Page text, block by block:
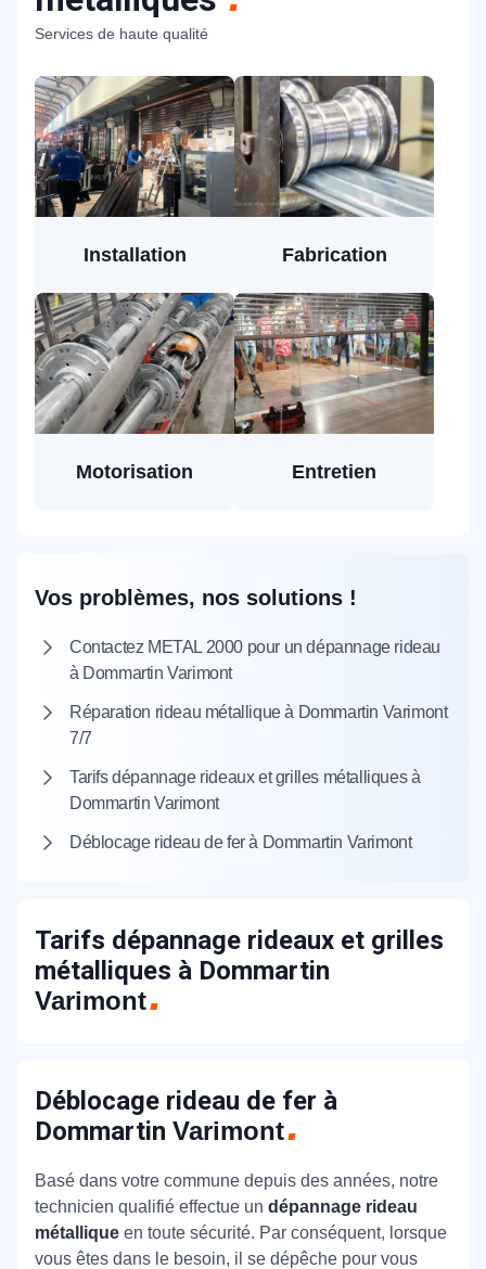
Services de haute qualité
Installation Fabrication
Motorisation Entretien
Vos problèmes, nos solutions !
Contactez METAL 2000 pour un dépannage rideau
à Dommartin Varimont
Réparation rideau métallique à Dommartin Varimont
7/7
Tarifs dépannage rideaux et grilles métalliques à
Dommartin Varimont
Déblocage rideau de fer à Dommartin Varimont
Tarifs dépannage rideaux et grilles
métalliques à Dommartin
Varimont
Déblocage rideau de fer à
Dommartin Varimont
Basé dans votre commune depuis des années, notre
technicien qualifié effectue un dépannage rideau
métallique en toute sécurité. Par conséquent, lorsque
vous êtes dans le besoin, il se dépêche pour vous